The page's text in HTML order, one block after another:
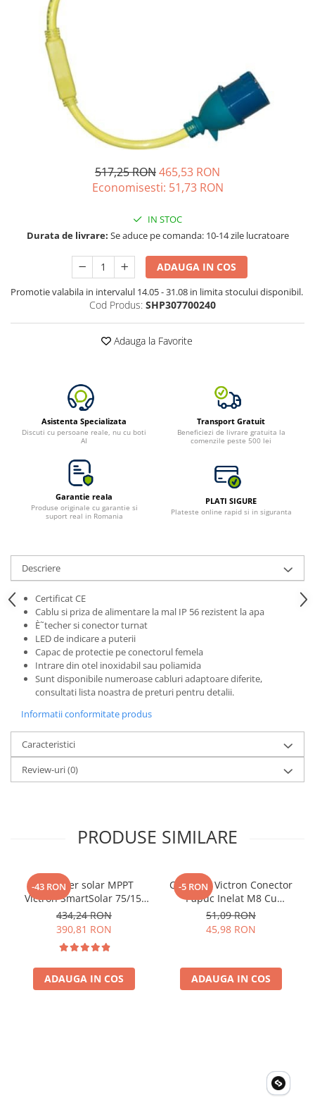
Acumulatori de stocare
Componente sisteme de balcon
517,25 RON465,53 RON
Economisesti: 51,73 RON
IN STOC
Durata de livrare: Se aduce pe comanda: 10-14 zile lucratoare
ADAUGA IN COS
Promotie valabila in intervalul 14.05 - 31.08 in limita stocului disponibil.
Cod Produs: SHP307700240
Adauga la Favorite
Asistenta Specializata
Discuti cu persoane reale, nu cu boti
AI
Transport Gratuit
Beneficiezi de livrare gratuita la
comenzile peste 500 lei
Garantie reala
Produse originale cu garantie si
suport real in Romania
PLATI SIGURE
Plateste online rapid si in siguranta
Descriere
Certificat CE
Cablu si priza de alimentare la mal IP 56 rezistent la apa
È˜techer si conector turnat
LED de indicare a puterii
Capac de protectie pe conectorul femela
Intrare din otel inoxidabil sau poliamida
Sunt disponibile numeroase cabluri adaptoare diferite,
consultati lista noastra de preturi pentru detalii.
Informatii conformitate produs
Caracteristici
Review-uri(0)
PRODUSE SIMILARE
-43 RON
Controler solar MPPT
Victron SmartSolar 75/15,
15A 12V/24V, cu Bluetooth
integrat
434,24 RON
390,81 RON
ADAUGA IN COS
-5 RON
Conector Victron Conector
Papuc Inelat M8 Cu
Siguranta Fuzibila Ato De
30A Bpc900110014 M8,
siguranta (BPC900110014)
51,09 RON
45,98 RON
ADAUGA IN COS